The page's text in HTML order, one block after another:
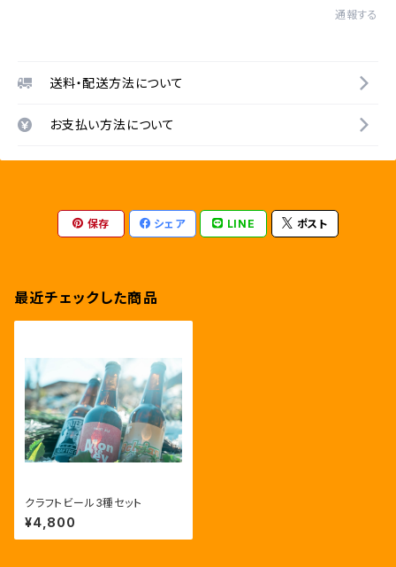
通報する
送料・配送方法について
お支払い方法について
保存 シェア LINE ポスト
最近チェックした商品
クラフトビール3種セット
¥4,800